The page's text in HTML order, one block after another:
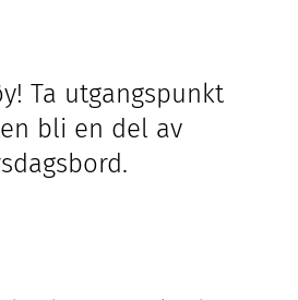
Ta utgangspunkt
bli en del av